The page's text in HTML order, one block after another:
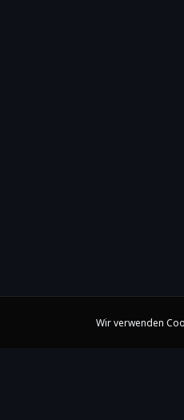
Wir verwenden